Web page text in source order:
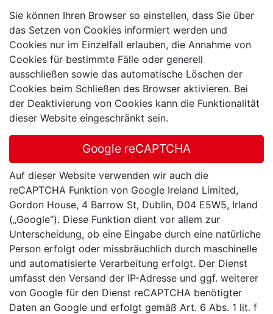
Sie können Ihren Browser so einstellen, dass Sie über
das Setzen von Cookies informiert werden und
Cookies nur im Einzelfall erlauben, die Annahme von
Cookies für bestimmte Fälle oder generell
ausschließen sowie das automatische Löschen der
Cookies beim Schließen des Browser aktivieren. Bei
der Deaktivierung von Cookies kann die Funktionalität
dieser Website eingeschränkt sein.
Google reCAPTCHA
Auf dieser Website verwenden wir auch die
reCAPTCHA Funktion von Google Ireland Limited,
Gordon House, 4 Barrow St, Dublin, D04 E5W5, Irland
(„Google“). Diese Funktion dient vor allem zur
Unterscheidung, ob eine Eingabe durch eine natürliche
Person erfolgt oder missbräuchlich durch maschinelle
und automatisierte Verarbeitung erfolgt. Der Dienst
umfasst den Versand der IP-Adresse und ggf. weiterer
von Google für den Dienst reCAPTCHA benötigter
Daten an Google und erfolgt gemäß Art. 6 Abs. 1 lit. f